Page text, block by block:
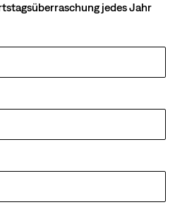
jedes Jahr